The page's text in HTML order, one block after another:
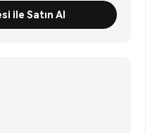
ile Satın Al